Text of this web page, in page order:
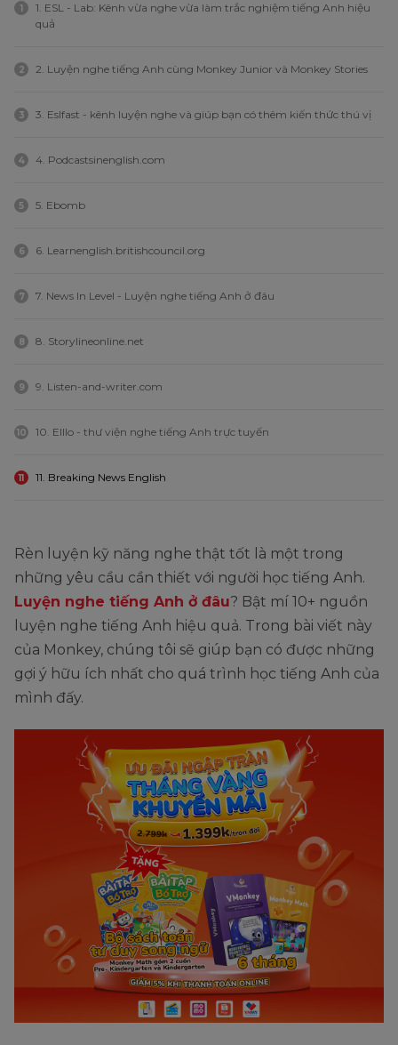
1
1. ESL - Lab: Kênh vừa nghe vừa làm trắc nghiệm tiếng Anh hiệu
quả
2 2. Luyện nghe tiếng Anh cùng Monkey Junior và Monkey Stories
3 3. Eslfast - kênh luyện nghe và giúp bạn có thêm kiến thức thú vị
4 4. Podcastsinenglish.com
5 5. Ebomb
6 6. Learnenglish.britishcouncil.org
7 7. News In Level - Luyện nghe tiếng Anh ở đâu
8 8. Storylineonline.net
9 9. Listen-and-writer.com
10 10. Elllo - thư viện nghe tiếng Anh trực tuyến
11 11. Breaking News English
Rèn luyện kỹ năng nghe thật tốt là một trong
những yêu cầu cần thiết với người học tiếng Anh.
Luyện nghe tiếng Anh ở đâu? Bật mí 10+ nguồn
luyện nghe tiếng Anh hiệu quả. Trong bài viết này
của Monkey, chúng tôi sẽ giúp bạn có được những
gợi ý hữu ích nhất cho quá trình học tiếng Anh của
mình đấy.